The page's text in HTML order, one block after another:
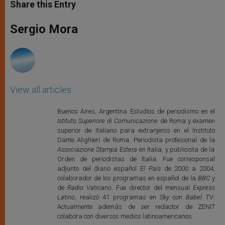
s
p
p
e
g
e
b
o
k
Share this Entry
Sergio Mora
View all articles
Buenos Aires, Argentina Estudios de periodismo en el
Istituto Superiore di Comunicazione de Roma y examen
superior de italiano para extranjeros en el Instituto
Dante Alighieri de Roma. Periodista profesional de la
Associazione Stampa Estera en Italia, y publicista de la
Orden de periodistas de Italia. Fue corresponsal
adjunto del diario españolEl Paísde 2000 a 2004,
colaborador de los programas en español de la BBCy
de Radio Vaticano. Fue director del mensualExpreso
Latino, realizó 41 programas en Skycon Babel TV.
Actualmente además de ser redactor de ZENIT
colabora con diversos medios latinoamericanos.